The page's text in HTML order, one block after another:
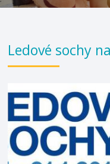
Ledové sochy